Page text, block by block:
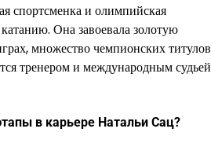
спортсменка и олимпийская
Она завоевала золотую
множество чемпионских титулов
тренером и международным судьей
в карьере Натальи Сац?